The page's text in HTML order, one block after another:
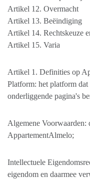
Artikel 12. Overmacht
Artikel 13. Beëindiging
Artikel 14. Rechtskeuze
Artikel 15. Varia
Artikel 1. Definities op
Platform: het platform
onderliggende pagina's
Algemene Voorwaarden:
AppartementAlmelo;
Intellectuele
eigendom en daarmee